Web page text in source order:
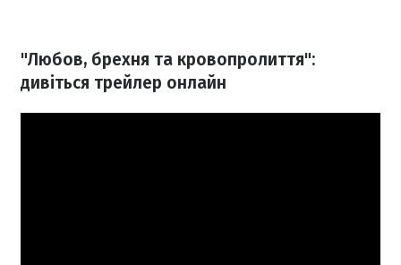
"Любов, брехня та кровопролиття":
дивіться трейлер онлайн